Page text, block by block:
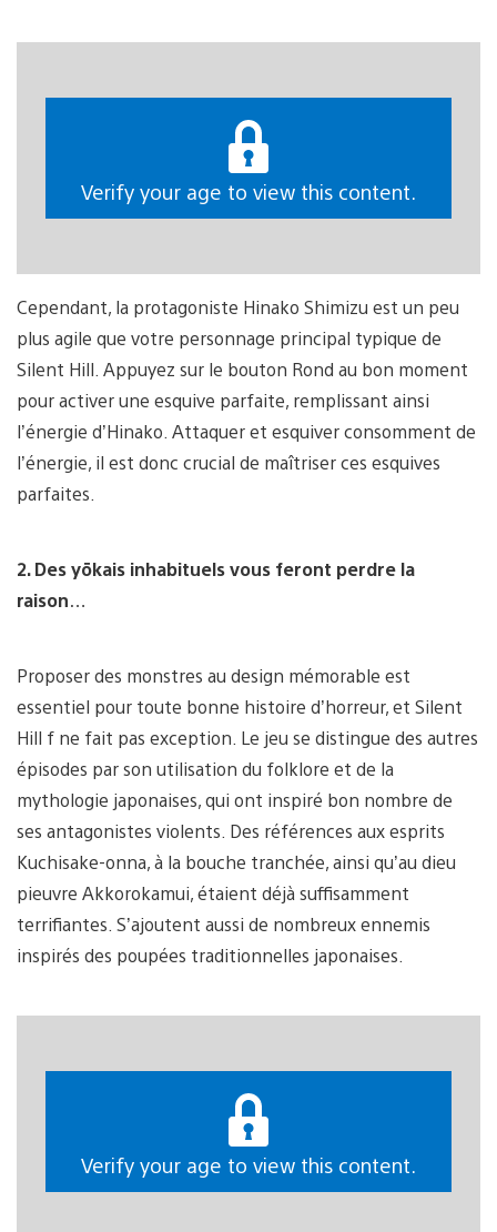
Verify your age to view this content.
Cependant, la protagoniste Hinako Shimizu est un peu
plus agile que votre personnage principal typique de
Silent Hill. Appuyez sur le bouton Rond au bon moment
pour activer une esquive parfaite, remplissant ainsi
l’énergie d’Hinako. Attaquer et esquiver consomment de
l’énergie, il est donc crucial de maîtriser ces esquives
parfaites.
2. Des yōkais inhabituels vous feront perdre la
raison…
Proposer des monstres au design mémorable est
essentiel pour toute bonne histoire d’horreur, et Silent
Hill f ne fait pas exception. Le jeu se distingue des autres
épisodes par son utilisation du folklore et de la
mythologie japonaises, qui ont inspiré bon nombre de
ses antagonistes violents. Des références aux esprits
Kuchisake-onna, à la bouche tranchée, ainsi qu’au dieu
pieuvre Akkorokamui, étaient déjà suffisamment
terrifiantes. S’ajoutent aussi de nombreux ennemis
inspirés des poupées traditionnelles japonaises.
Verify your age to view this content.